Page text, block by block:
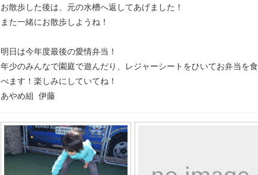
お散歩した後は、元の水槽へ返してあげました！
また一緒にお散歩しようね！
明日は今年度最後の愛情弁当！
年少のみんなで園庭で遊んだり、レジャーシートをひいてお弁当を食
べます！楽しみにしていてね！
あやめ組 伊藤